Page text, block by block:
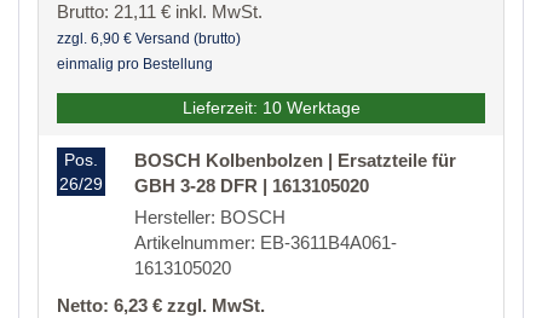
Brutto: 21,11 € inkl. MwSt.
zzgl. 6,90 € Versand (brutto)
einmalig pro Bestellung
Lieferzeit: 10 Werktage
Pos.
26/29
BOSCH Kolbenbolzen | Ersatzteile für
GBH 3-28 DFR | 1613105020
Hersteller: BOSCH
Artikelnummer: EB-3611B4A061-
1613105020
Netto: 6,23 € zzgl. MwSt.